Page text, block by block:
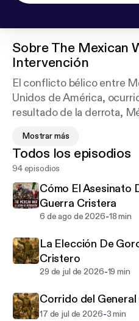
SobreThe Mexican
Intervención
El conflicto bélico entre
Unidos de América,
resultado de la derrota,
norteamericano, el cual
fronteras de costa a
se encontraba enfrascado
falta de liderazgo y las
que la situación fuera
norteamericana. El país
dispuesto a otra afrenta
del norte. Estaba por
y cómo cambiaría, para
de cada una de ellas.
Mostrar más
Todos los episodios
94 episodios
Cómo El Asesinato
Guerra Cristera
6 de ago de 2026-18 min
La Elección De
Cristero
29 de jul de 2026-19 min
Corrido del
17 de jul de 2026-3 min